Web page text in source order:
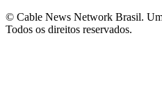
© Cable News Network Brasil.
Todos os direitos reservados.